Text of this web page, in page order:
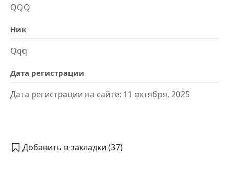
QQQ
Ник
Qqq
Дата регистрации
Дата регистрации на сайте: 11 октября, 2025
Добавить в закладки (37)